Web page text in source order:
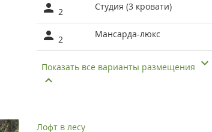
2 Студия (3 кровати)
2 Мансарда-люкс
Показать все варианты размещения
Лофт в лесу